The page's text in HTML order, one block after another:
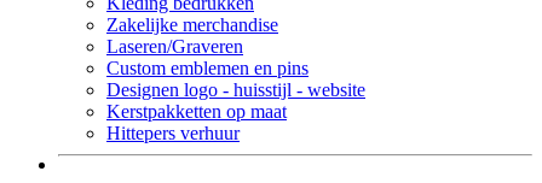
Zakelijke merchandise
Laseren/Graveren
Custom emblemen en pins
Designen logo - huisstijl - website
Kerstpakketten op maat
Hittepers verhuur